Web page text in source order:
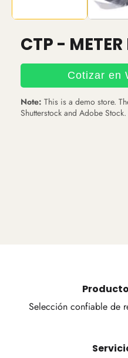
CTP -
Cotizar en
Note: This is a demo store.
Shutterstock and Adobe Stock.
Selección confiable de